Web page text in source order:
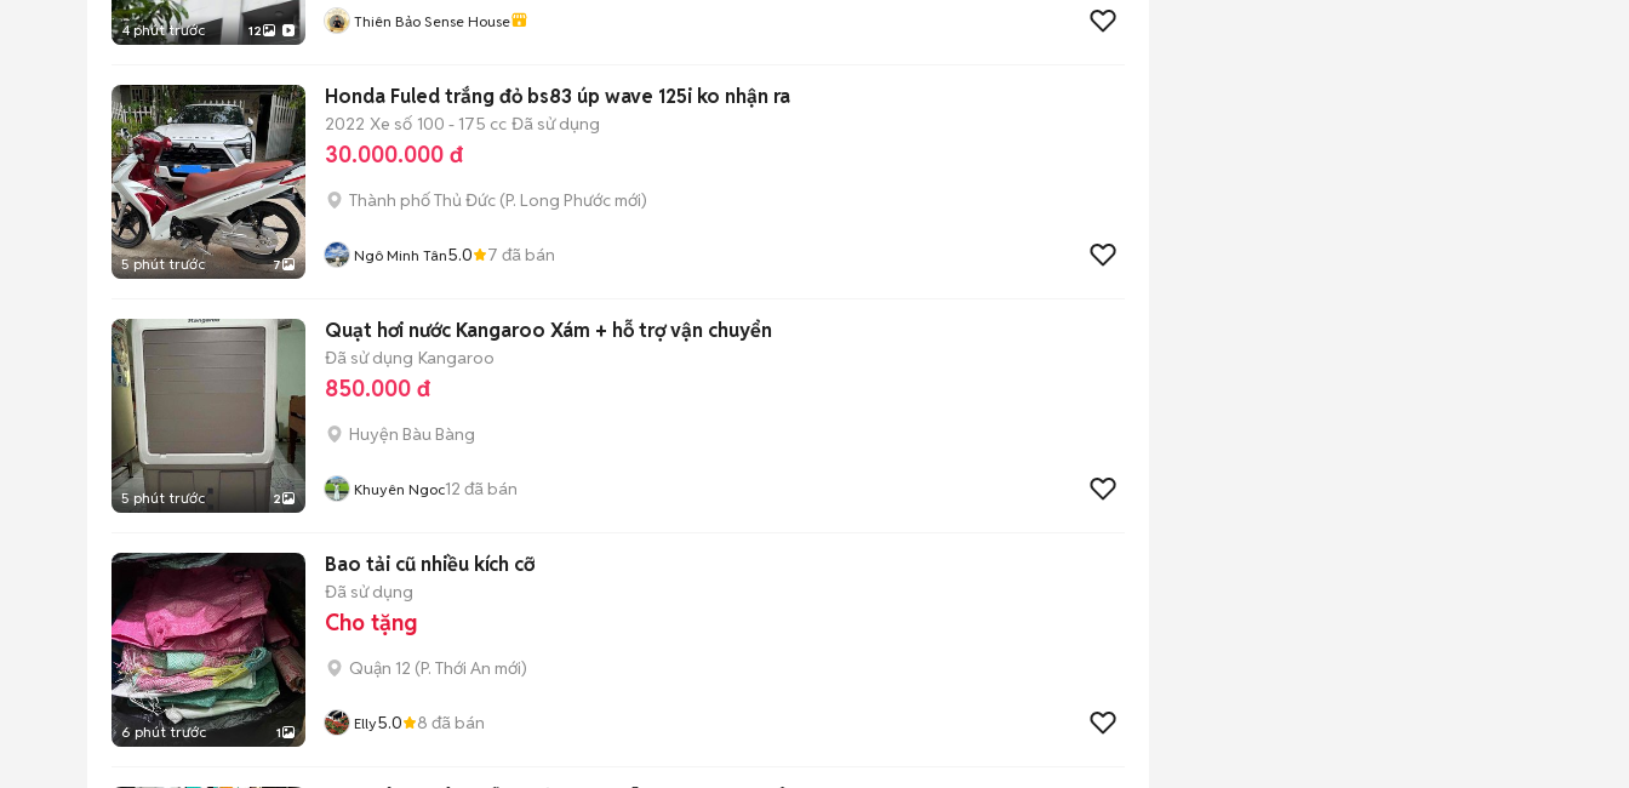
4 phút trước 12 Thiên Bảo Sense House
5 phút trước 7
Honda Fuled trắng đỏ bs83 úp wave 125i ko nhận ra
2022 Xe số 100 - 175 cc Đã sử dụng
30.000.000 đ
Thành phố Thủ Đức (P. Long Phước mới)
Ngô Minh Tân5.0 7 đã bán
5 phút trước 2
Quạt hơi nước Kangaroo Xám + hỗ trợ vận chuyển
Đã sử dụng Kangaroo
850.000 đ
Huyện Bàu Bàng
Khuyên Ngoc12 đã bán
6 phút trước 1
Bao tải cũ nhiều kích cỡ
Đã sử dụng
Cho tặng
Quận 12 (P. Thới An mới)
Elly5.0 8 đã bán